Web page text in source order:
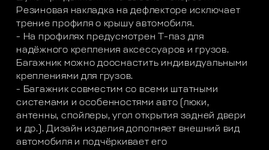
Резиновая накладка на дефлекторе исключает
трение профиля о крышу автомобиля.
- На профилях предусмотрен Т-паз для
надёжного крепления аксессуаров и грузов.
Багажник можно дооснастить индивидуальными
креплениями для грузов.
- Багажник совместим со всеми штатными
системами и особенностями авто (люки,
антенны, спойлеры, угол открытия задней двери
и др.). Дизайн изделия дополняет внешний вид
автомобиля и подчёркивает его